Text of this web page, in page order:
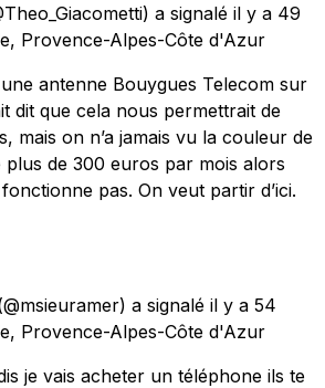
a signalé il y a 49
Provence-Alpes-Côte d'Azur
antenne Bouygues Telecom sur
dit que cela nous permettrait de
mais on n’a jamais vu la couleur de
de 300 euros par mois alors
pas. On veut partir d’ici.
a signalé il y a 54
Provence-Alpes-Côte d'Azur
je vais acheter un téléphone ils te